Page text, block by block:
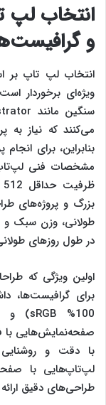
انتخاب
و
انتخاب لپ‌ تاپ بر
ویژه‌ای برخوردار
می‌کنند که نیاز به
بنابراین، برای
بزرگ و پروژه‌های
طولانی، وزن سبک و
در طول روزهای
اولین ویژگی که
برای گرافیست‌ها،
با دقت و
طراحی‌های دقیق